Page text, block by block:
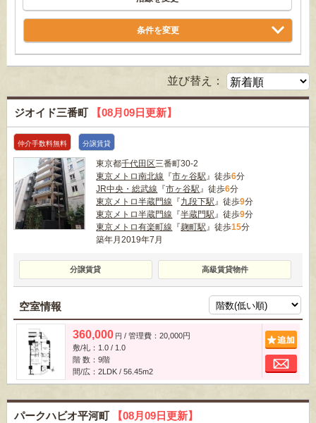
条件を変更
並び替え：
ジオイド三番町 【08月09日更新】
仲介手数料無料 分譲賃貸
東京都千代田区三番町30-2
東京メトロ南北線 『市ヶ谷駅』徒歩6分
JR中央・総武線 『市ヶ谷駅』徒歩6分
東京メトロ半蔵門線 『九段下駅』徒歩9分
東京メトロ半蔵門線 『半蔵門駅』徒歩9分
東京メトロ有楽町線 『麹町駅』徒歩15分
築年月2019年7月
分譲賃貸 高級賃貸物件
空室情報
360,000 円 / 管理費：20,000円
敷/礼：1.0 / 1.0
階 数：9階
間/広：2LDK / 56.45m2
パークハビオ平河町 【08月09日更新】